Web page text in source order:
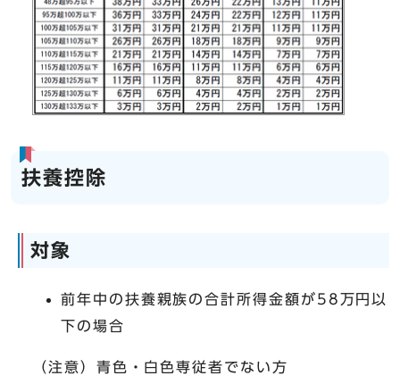
扶養控除
対象
前年中の扶養親族の合計所得金額が58万円以
下の場合
（注意）青色・白色専従者でない方